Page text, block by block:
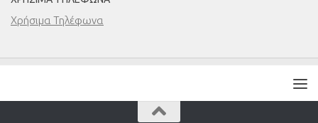
Χρήσιμα Τηλέφωνα